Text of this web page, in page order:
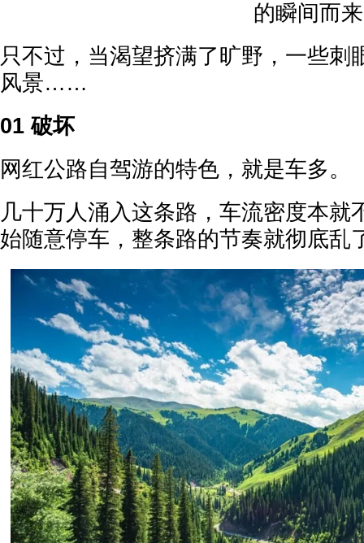
的瞬间而
只不过，当渴望挤满了旷野，一些刺
风景……
01 破坏
网红公路自驾游的特色，就是车多。
几十万人涌入这条路，车流密度本就
始随意停车，整条路的节奏就彻底乱